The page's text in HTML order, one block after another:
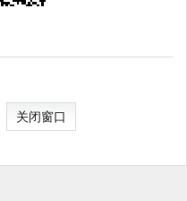
关闭窗口